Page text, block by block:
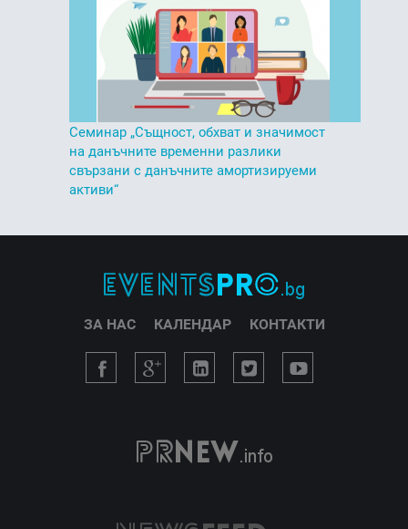
Семинар „Същност, обхват и значимост
на данъчните временни разлики
свързани с данъчните амортизируеми
активи“
ЗА НАС КАЛЕНДАР КОНТАКТИ